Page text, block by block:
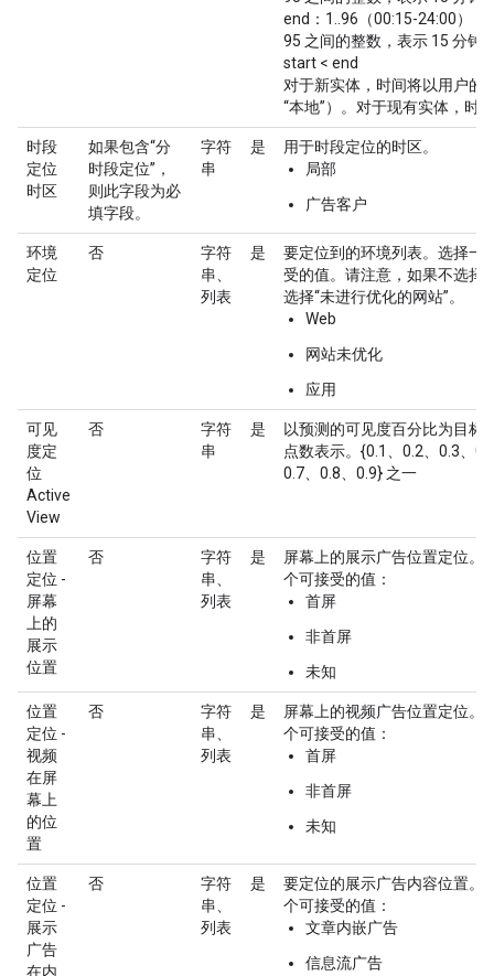
end：1..96（00:15-24:00），
95 之间的整数，表示 15 分钟
start < end
对于新实体，时间将以用户的
“本地”）。对于现有实体，时
时段
定位
时区
如果包含“分
时段定位”，
则此字段为必
填字段。
字符
串
是
用于时段定位的时区。
局部
广告客户
环境
定位
否
字符
串、
列表
是
要定位到的环境列表。选择一
受的值。请注意，如果不选择“
选择“未进行优化的网站”。
Web
网站未优化
应用
可见
度定
位
Active
View
否
字符
串
是
以预测的可见度百分比为目标
点数表示。{0.1、0.2、0.3、
0.7、0.8、0.9} 之一
位置
定位 -
屏幕
上的
展示
位置
否
字符
串、
列表
是
屏幕上的展示广告位置定位。
个可接受的值：
首屏
非首屏
未知
位置
定位 -
视频
在屏
幕上
的位
置
否
字符
串、
列表
是
屏幕上的视频广告位置定位。
个可接受的值：
首屏
非首屏
未知
位置
定位 -
展示
广告
在内
否
字符
串、
列表
是
要定位的展示广告内容位置。
个可接受的值：
文章内嵌广告
信息流广告